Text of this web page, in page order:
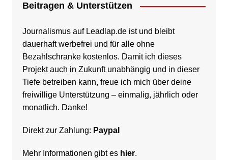
Beitragen & Unterstützen
Journalismus auf Leadlap.de ist und bleibt
dauerhaft werbefrei und für alle ohne
Bezahlschranke kostenlos. Damit ich dieses
Projekt auch in Zukunft unabhängig und in dieser
Tiefe betreiben kann, freue ich mich über deine
freiwillige Unterstützung – einmalig, jährlich oder
monatlich. Danke!
Direkt zur Zahlung: Paypal
Mehr Informationen gibt es hier.